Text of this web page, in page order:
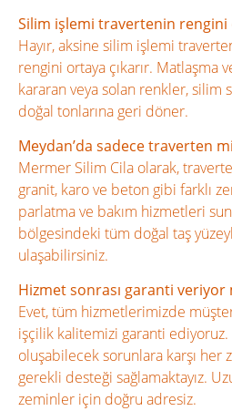
Silim işlemi travertenin
Hayır, aksine silim işlemi
rengini ortaya çıkarır. Matlaşma
kararan veya solan renkler, silim
doğal tonlarına geri döner.
Meydan’da sadece traverten
Mermer Silim Cila olarak,
granit, karo ve beton gibi farklı
parlatma ve bakım hizmetleri
bölgesindeki tüm doğal taş
ulaşabilirsiniz.
Hizmet sonrası garanti veriyor
Evet, tüm hizmetlerimizde
işçilik kalitemizi garanti ediyoruz.
oluşabilecek sorunlara karşı her
gerekli desteği sağlamaktayız.
zeminler için doğru adresiz.